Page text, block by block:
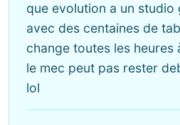
que evolution a un studio
avec des centaines de
change toutes les heures
le mec peut pas rester
lol